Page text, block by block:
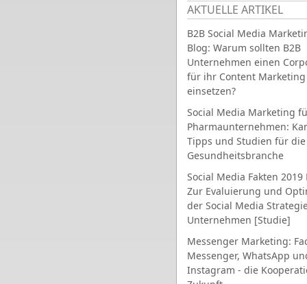
AKTUELLE ARTIKEL
B2B Social Media
Blog: Warum sollten B2B
Unternehmen einen
für ihr Content Marketing
einsetzen?
Social Media Marketing
Pharmaunternehmen:
Tipps und Studien für die
Gesundheitsbranche
Social Media Fakten 2019
Zur Evaluierung und
der Social Media
Unternehmen [Studie]
Messenger Marketing:
Messenger, WhatsApp
Instagram - die